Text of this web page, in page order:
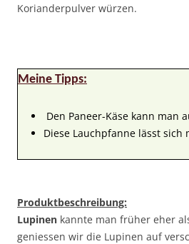
Korianderpulver würzen.
Meine Tipps:
Den Paneer-Käse kann man
Diese Lauchpfanne lässt
Produktbeschreibung:
Lupinen kannte man früher eher
geniessen wir die Lupinen auf